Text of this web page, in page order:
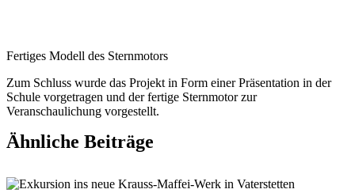
Fertiges Modell des Sternmotors
Zum Schluss wurde das Projekt in Form einer Präsentation in der
Schule vorgetragen und der fertige Sternmotor zur
Veranschaulichung vorgestellt.
Ähnliche Beiträge